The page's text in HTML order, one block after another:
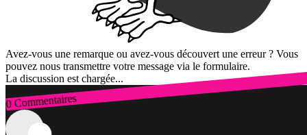
Avez-vous une remarque ou avez-vous découvert une erreur ? Vous
pouvez nous transmettre votre message via le formulaire.
La discussion est chargée...
0 Commentaires
Connexion